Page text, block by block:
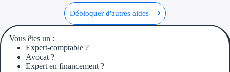
Aides Région
Aides Région
Débloquer d'autres aides
Vous êtes un :
Expert-comptable ?
Avocat ?
Expert en financement ?